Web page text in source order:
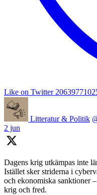
Like on Twitter
Litteratur & Politik
2 jun
Dagens krig utkämpas inte
Istället sker striderna i
och ekonomiska sanktioner
krig och fred.